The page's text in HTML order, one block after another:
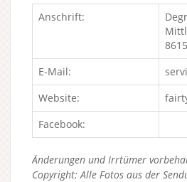
Anschrift:
E-Mail:
Website:
Facebook:
Änderungen und Irrtümer
Copyright: Alle Fotos aus der